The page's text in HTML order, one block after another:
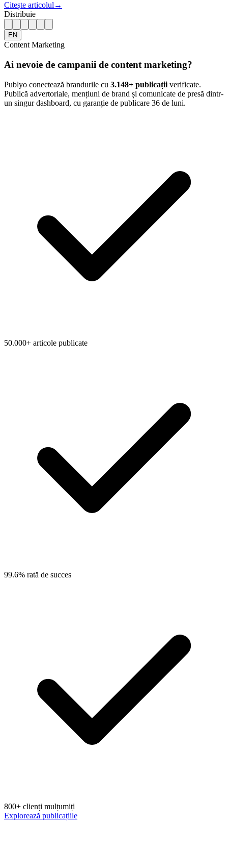
Citește articolul →
Distribuie
EN
Content Marketing
Ai nevoie de campanii de content marketing?
Publyo conectează brandurile cu 3.148+ publicații verificate.
Publică advertoriale, mențiuni de brand și comunicate de presă dintr-
un singur dashboard, cu garanție de publicare 36 de luni.
50.000+ articole publicate
99.6% rată de succes
800+ clienți mulțumiți
Explorează publicațiile